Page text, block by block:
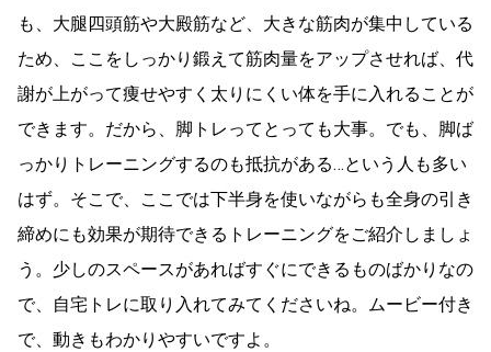
も、大腿四頭筋や大殿筋など、大きな筋肉が集中している
ため、ここをしっかり鍛えて筋肉量をアップさせれば、代
謝が上がって痩せやすく太りにくい体を手に入れることが
できます。だから、脚トレってとっても大事。でも、脚ば
っかりトレーニングするのも抵抗がある…という人も多い
はず。そこで、ここでは下半身を使いながらも全身の引き
締めにも効果が期待できるトレーニングをご紹介しましょ
う。少しのスペースがあればすぐにできるものばかりなの
で、自宅トレに取り入れてみてくださいね。ムービー付き
で、動きもわかりやすいですよ。